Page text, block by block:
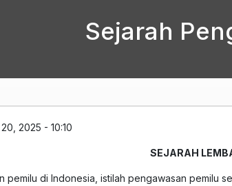
Sejarah
2025 - 10:10
SEJARAH
pemilu di Indonesia, istilah pengawasan pemilu